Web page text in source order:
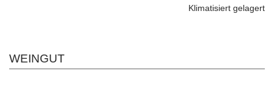
Klimatisiert gelagert
WEINGUT